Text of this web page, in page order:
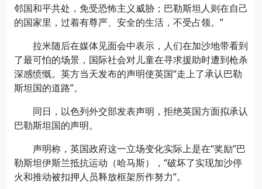
邻国和平共处，免受恐怖主义威胁；巴勒斯坦人则在自己
的国家里，过着有尊严、安全的生活，不受占领。”
拉米随后在媒体见面会中表示，人们在加沙地带看到
了最可怕的场景，国际社会对儿童在寻求援助时遭到枪杀
深感愤慨。英方当天发布的声明使英国“走上了承认巴勒
斯坦国的道路”。
同日，以色列外交部发表声明，拒绝英国方面拟承认
巴勒斯坦国的声明。
声明称，英国政府这一立场变化实际上是在“奖励”巴
勒斯坦伊斯兰抵抗运动（哈马斯），“破坏了实现加沙停
火和推动被扣押人员释放框架所作努力”。